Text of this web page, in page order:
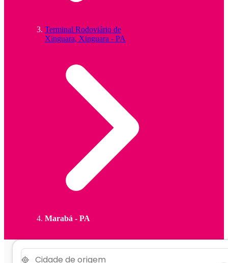
Terminal Rodoviário de
Xinguara, Xinguara - PA
Marabá - PA